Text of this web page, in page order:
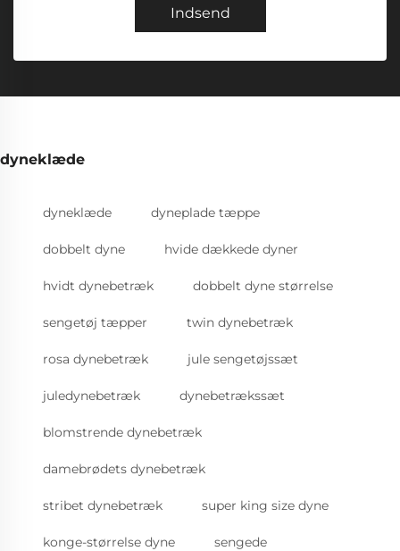
Indsend
dyneklæde
dyneklæde dyneplade tæppe
dobbelt dyne hvide dækkede dyner
hvidt dynebetræk dobbelt dyne størrelse
sengetøj tæpper twin dynebetræk
rosa dynebetræk jule sengetøjssæt
juledynebetræk dynebetrækssæt
blomstrende dynebetræk
damebrødets dynebetræk
stribet dynebetræk super king size dyne
konge-størrelse dyne sengede